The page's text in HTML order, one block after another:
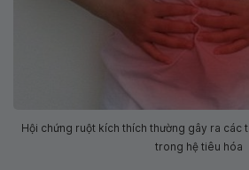
Hội chứng ruột kích thích thường gây ra các
trong hệ tiêu hóa